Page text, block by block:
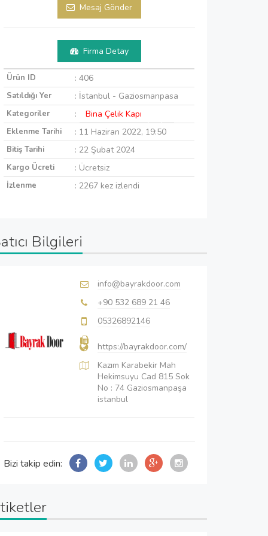
Mesaj Gönder
Firma Detay
Ürün ID : 406
Satıldığı Yer : İstanbul - Gaziosmanpasa
Kategoriler : Bina Çelik Kapı
Eklenme Tarihi : 11 Haziran 2022, 19:50
Bitiş Tarihi : 22 Şubat 2024
Kargo Ücreti : Ücretsiz
İzlenme : 2267 kez izlendi
Bilgileri
info@bayrakdoor.com
+90 532 689 21 46
05326892146
https://bayrakdoor.com/
Kazım Karabekir Mah
Hekimsuyu Cad 815 Sok
No : 74 Gaziosmanpaşa
istanbul
Bizi takip edin: